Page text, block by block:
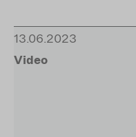
13.06.2023
Video